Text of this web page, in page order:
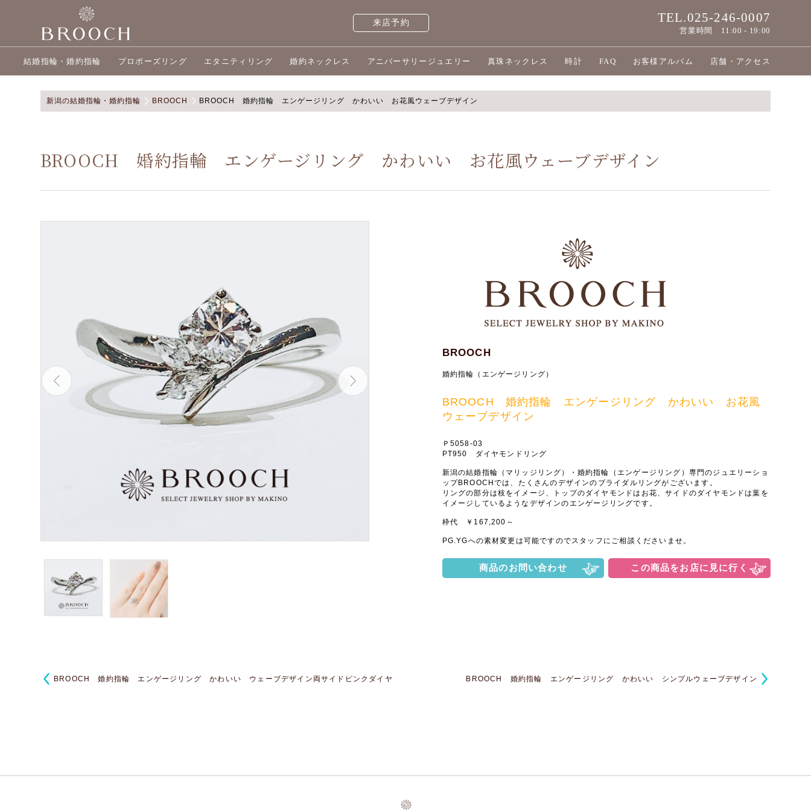
来店予約 TEL.025-246-0007
営業時間 11:00 - 19:00
結婚指輪・婚約指輪 プロポーズリング エタニティリング 婚約ネックレス アニバーサリージュエリー 真珠ネックレス 時計 FAQ お客様アルバム 店舗・アクセス
新潟の結婚指輪・婚約指輪 BROOCH BROOCH 婚約指輪 エンゲージリング かわいい お花風ウェーブデザイン
BROOCH 婚約指輪 エンゲージリング かわいい お花風ウェーブデザイン
BROOCH
婚約指輪（エンゲージリング）
BROOCH 婚約指輪 エンゲージリング かわいい お花風
ウェーブデザイン
Ｐ5058-03
PT950 ダイヤモンドリング
新潟の結婚指輪（マリッジリング）・婚約指輪（エンゲージリング）専門のジュエリーショ
ップBROOCHでは、たくさんのデザインのブライダルリングがございます。
リングの部分は枝をイメージ、トップのダイヤモンドはお花、サイドのダイヤモンドは葉を
イメージしているようなデザインのエンゲージリングです。
枠代 ￥167,200～
PG.YGへの素材変更は可能ですのでスタッフにご相談くださいませ。
商品のお問い合わせ この商品をお店に見に行く
BROOCH 婚約指輪 エンゲージリング かわいい シンプルウェーブデザイン
BROOCH 婚約指輪 エンゲージリング かわいい ウェーブデザイン両サイドピンクダイヤ